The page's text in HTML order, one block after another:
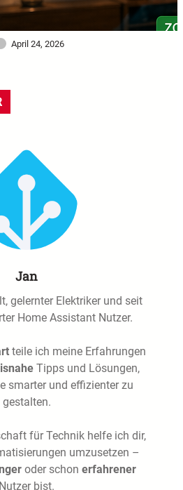
intelligenter
April 24, 2026
Jan
gelernter Elektriker und seit
Home Assistant Nutzer.
teile ich meine Erfahrungen
Tipps und Lösungen,
smarter und effizienter zu
gestalten.
für Technik helfe ich dir,
umzusetzen –
oder schon erfahrener
Nutzer bist.